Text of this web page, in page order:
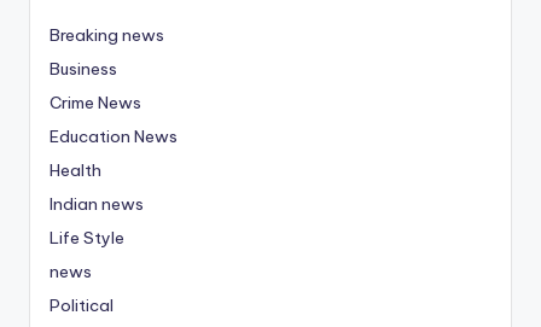
Breaking news
Business
Crime News
Education News
Health
Indian news
Life Style
news
Political